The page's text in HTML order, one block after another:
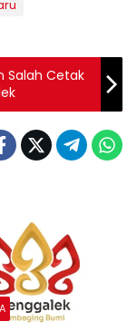
Salah Cetak